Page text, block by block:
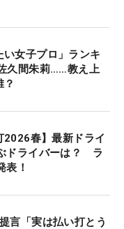
い女子プロ」ランキ
久間朱莉……教え上
2026春】最新ドライ
ドライバーは？ ラ
表！
言「実は払い打とう